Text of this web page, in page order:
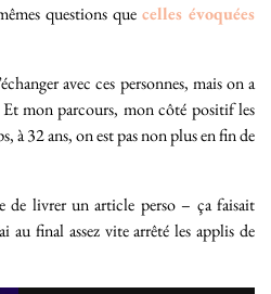
questions que celles évoquées
avec ces personnes, mais on a
mon parcours, mon côté positif les
à 32 ans, on est pas non plus en fin de
de livrer un article perso – ça faisait
final assez vite arrêté les applis de